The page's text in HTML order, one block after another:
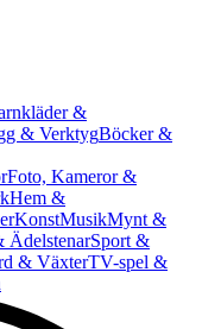
&
& VerktygBöcker &
Foto, Kameror &
Hem &
KonstMusikMynt &
ÄdelstenarSport &
& VäxterTV-spel &